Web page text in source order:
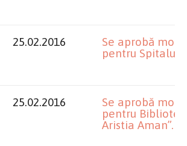
25.02.2016
Se aprobă
pentru Spitalul
25.02.2016
Se aprobă
pentru
Aristia Aman”.